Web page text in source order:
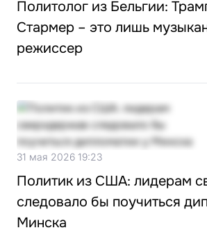
Политолог из Бельгии:
Стармер – это лишь
режиссер
31 мая 2026 19:23
Политик из США: лидерам
следовало бы поучиться
Минска